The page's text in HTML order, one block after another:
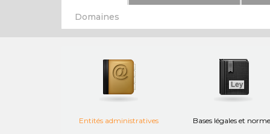
Domaines
Entités administratives Bases légales et